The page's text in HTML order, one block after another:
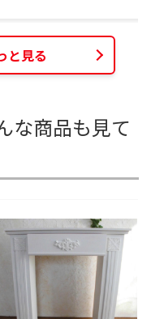
と見る
な商品も見て